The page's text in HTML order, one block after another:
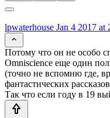
lpwaterhouse Jan 4 2017 at
Потому что он не особо
Omniscience еще один
(точно не вспомню где,
фантастических
Так что если году в 19